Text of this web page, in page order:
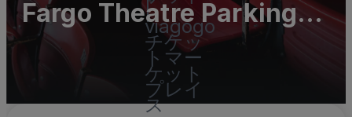
|
viagogo
チケッ
トマー
ケット
プレイ
ス
Fargo Theatre Parking
Lots (InActive)